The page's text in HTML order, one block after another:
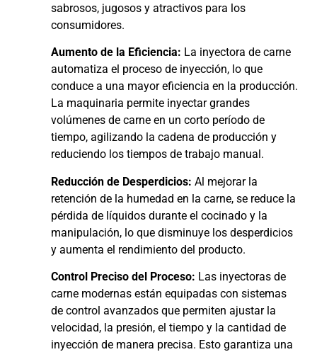
sabrosos, jugosos y atractivos para los
consumidores.
Aumento de la Eficiencia: La inyectora de carne
automatiza el proceso de inyección, lo que
conduce a una mayor eficiencia en la producción.
La maquinaria permite inyectar grandes
volúmenes de carne en un corto período de
tiempo, agilizando la cadena de producción y
reduciendo los tiempos de trabajo manual.
Reducción de Desperdicios: Al mejorar la
retención de la humedad en la carne, se reduce la
pérdida de líquidos durante el cocinado y la
manipulación, lo que disminuye los desperdicios
y aumenta el rendimiento del producto.
Control Preciso del Proceso: Las inyectoras de
carne modernas están equipadas con sistemas
de control avanzados que permiten ajustar la
velocidad, la presión, el tiempo y la cantidad de
inyección de manera precisa. Esto garantiza una